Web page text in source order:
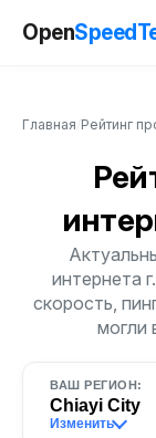
Open
Главная Рейтинг
интернета
скорость,
могли
ВАШ РЕГИОН:
Chiayi City
Изменить